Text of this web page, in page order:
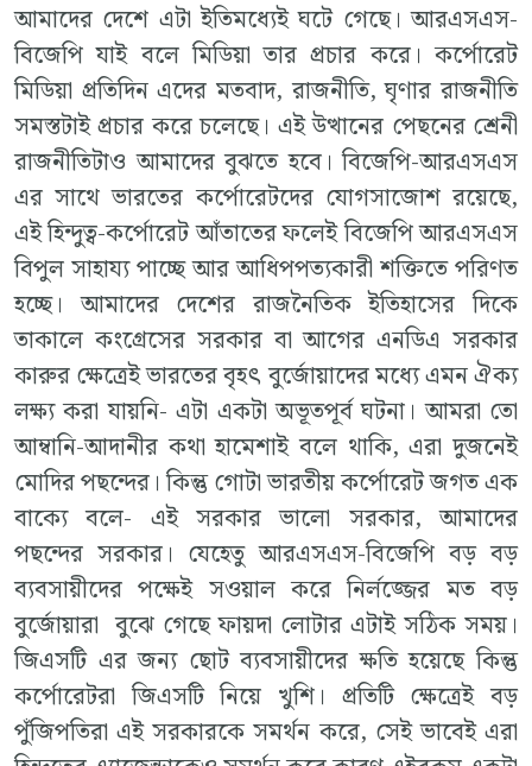
আমাদের দেশে এটা ইতিমধ্যেই ঘটে গেছে। আরএসএস-
বিজেপি যাই বলে মিডিয়া তার প্রচার করে। কর্পোরেট
মিডিয়া প্রতিদিন এদের মতবাদ, রাজনীতি, ঘৃণার রাজনীতি
সমস্তটাই প্রচার করে চলেছে। এই উত্থানের পেছনের শ্রেনী
রাজনীতিটাও আমাদের বুঝতে হবে। বিজেপি-আরএসএস
এর সাথে ভারতের কর্পোরেটদের যোগসাজোশ রয়েছে,
এই হিন্দুত্ব-কর্পোরেট আঁতাতের ফলেই বিজেপি আরএসএস
বিপুল সাহায্য পাচ্ছে আর আধিপপত্যকারী শক্তিতে পরিণত
হচ্ছে। আমাদের দেশের রাজনৈতিক ইতিহাসের দিকে
তাকালে কংগ্রেসের সরকার বা আগের এনডিএ সরকার
কারুর ক্ষেত্রেই ভারতের বৃহৎ বুর্জোয়াদের মধ্যে এমন ঐক্য
লক্ষ্য করা যায়নি- এটা একটা অভূতপূর্ব ঘটনা। আমরা তো
আম্বানি-আদানীর কথা হামেশাই বলে থাকি, এরা দুজনেই
মোদির পছন্দের। কিন্তু গোটা ভারতীয় কর্পোরেট জগত এক
বাক্যে বলে- এই সরকার ভালো সরকার, আমাদের
পছন্দের সরকার। যেহেতু আরএসএস-বিজেপি বড় বড়
ব্যবসায়ীদের পক্ষেই সওয়াল করে নির্লজ্জের মত বড়
বুর্জোয়ারা বুঝে গেছে ফায়দা লোটার এটাই সঠিক সময়।
জিএসটি এর জন্য ছোট ব্যবসায়ীদের ক্ষতি হয়েছে কিন্তু
কর্পোরেটরা জিএসটি নিয়ে খুশি। প্রতিটি ক্ষেত্রেই বড়
পুঁজিপতিরা এই সরকারকে সমর্থন করে, সেই ভাবেই এরা